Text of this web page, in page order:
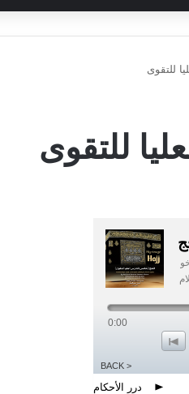
للتقوى
للتقوى
p درر الأحكام
< BACK
o
0:00